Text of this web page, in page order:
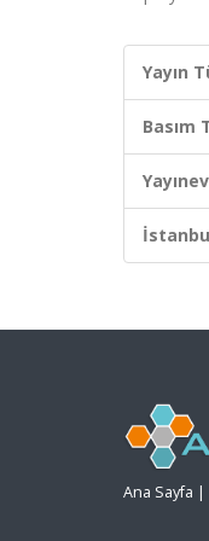
Yayın
Basım
Ana Sayfa |